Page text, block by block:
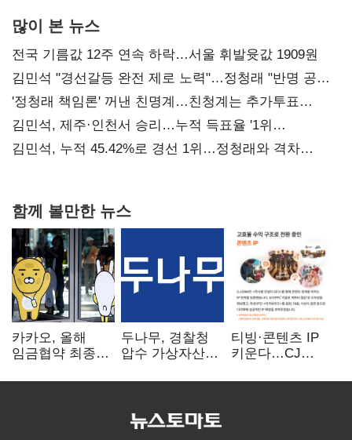
많이 본 뉴스
전국 기름값 12주 연속 하락…서울 휘발윳값 1909원
김민석 "경선갈등 완전 제로 노력"…정청래 "반명 공세
사과부터"
'정청래 책임론' 꺼낸 친명계…친청계는 추가투표
때리기
김민석, 제주·인천서 승리…누적 득표율 '1위
탈환'(종합)
김민석, 누적 45.42%로 경선 1위…정청래와 격차
함께 볼만한 뉴스
카카오, 올해
임금협약 최종
인상·격려금
두나무, 경찰청
압수 가상자산
커스터디 사업
티빙·콘텐츠 IP
키운다…CJ
글로벌 확장 가속